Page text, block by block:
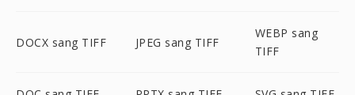
DOCX sang TIFF JPEG sang TIFF
WEBP sang
TIFF